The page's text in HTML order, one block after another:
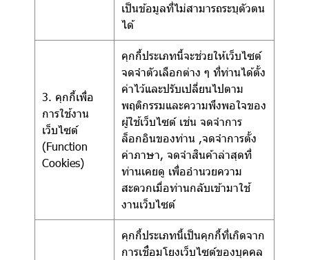
เป็นข้อมูลที่ไม่สามารถระบุตัวตน
ได้
3. คุกกี้เพื่อ
การใช้งาน
เว็บไซต์
(Function
Cookies)
คุกกี้ประเภทนี้จะช่วยให้เว็บไซต์
จดจำตัวเลือกต่าง ๆ ที่ท่านได้ตั้ง
ค่าไว้และปรับเปลี่ยนไปตาม
พฤติกรรมและความพึงพอใจของ
ผู้ใช้เว็บไซต์ เช่น จดจำการ
ล็อกอินของท่าน ,จดจำการตั้ง
ค่าภาษา, จดจำสินค้าล่าสุดที่
ท่านเคยดู เพื่ออำนวยความ
สะดวกเมื่อท่านกลับเข้ามาใช้
งานเว็บไซต์
คุกกี้ประเภทนี้เป็นคุกกี้ที่เกิดจาก
การเชื่อมโยงเว็บไซต์ของบุคคล